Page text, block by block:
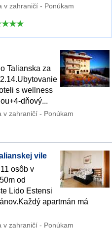
v zahraničí - Ponúkam
Talianska za
s wellness
dňový...
v zahraničí - Ponúkam
vile
osôb v
od
Lido Estensi
apartmán má
v zahraničí - Ponúkam